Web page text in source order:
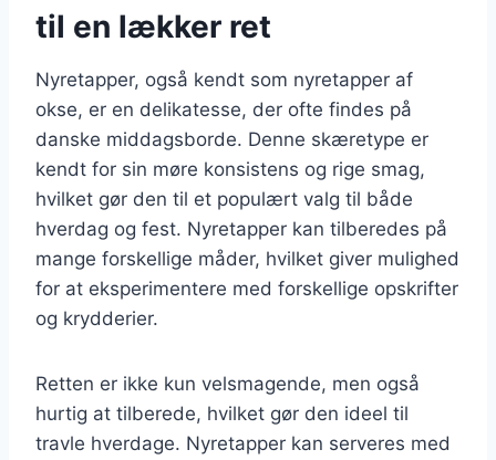
til en lækker ret
Nyretapper, også kendt som nyretapper af
okse, er en delikatesse, der ofte findes på
danske middagsborde. Denne skæretype er
kendt for sin møre konsistens og rige smag,
hvilket gør den til et populært valg til både
hverdag og fest. Nyretapper kan tilberedes på
mange forskellige måder, hvilket giver mulighed
for at eksperimentere med forskellige opskrifter
og krydderier.
Retten er ikke kun velsmagende, men også
hurtig at tilberede, hvilket gør den ideel til
travle hverdage. Nyretapper kan serveres med